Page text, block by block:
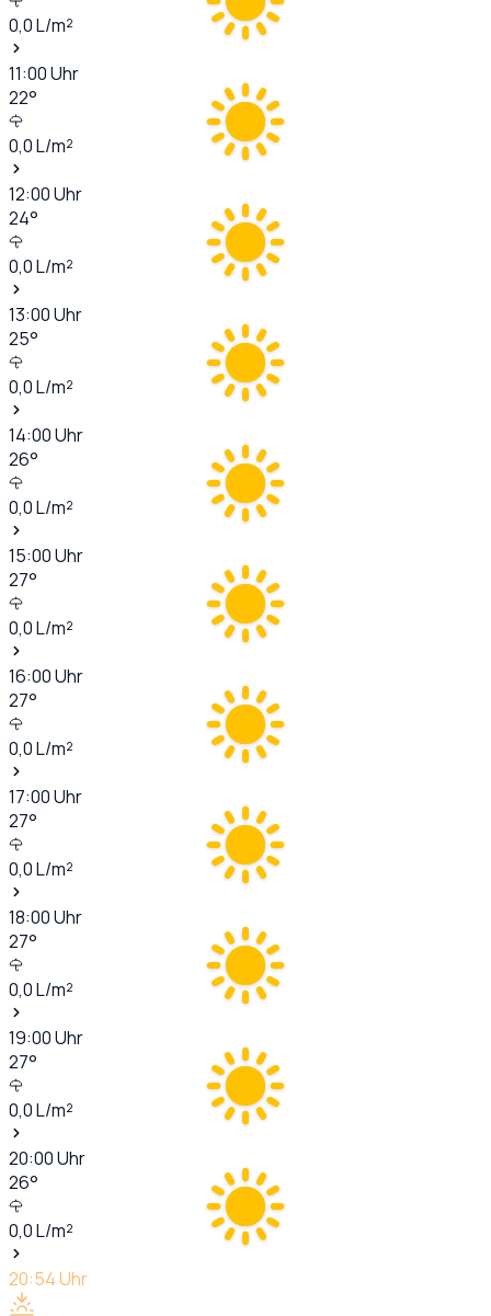
0,0L/m²
11:00Uhr
22°
0,0L/m²
12:00Uhr
24°
0,0L/m²
13:00Uhr
25°
0,0L/m²
14:00Uhr
26°
0,0L/m²
15:00Uhr
27°
0,0L/m²
16:00Uhr
27°
0,0L/m²
17:00Uhr
27°
0,0L/m²
18:00Uhr
27°
0,0L/m²
19:00Uhr
27°
0,0L/m²
20:00Uhr
26°
0,0L/m²
20:54Uhr